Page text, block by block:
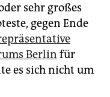
sehr großes
gegen Ende
Berlin für
es sich nicht um